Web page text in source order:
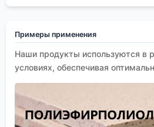
Примеры применения
Наши продукты используются в
условиях, обеспечивая